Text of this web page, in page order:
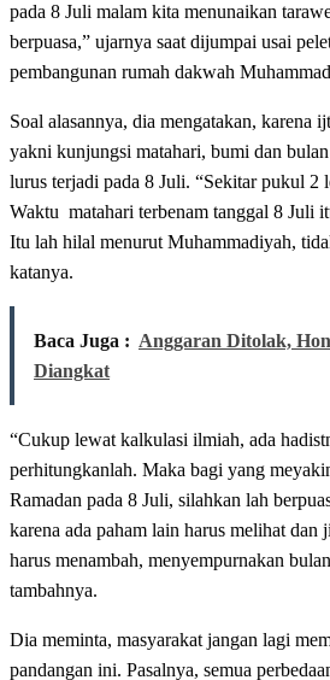
pada 8 Juli malam kita menunaikan
berpuasa,” ujarnya saat dijumpai usai
pembangunan rumah dakwah
Soal alasannya, dia mengatakan, karena
yakni kunjungsi matahari, bumi dan
lurus terjadi pada 8 Juli. “Sekitar pukul 2
Waktu matahari terbenam tanggal 8 Juli
Itu lah hilal menurut Muhammadiyah,
katanya.
Baca Juga : Anggaran Ditolak,
Diangkat
“Cukup lewat kalkulasi ilmiah, ada
perhitungkanlah. Maka bagi yang
Ramadan pada 8 Juli, silahkan lah
karena ada paham lain harus melihat dan
harus menambah, menyempurnakan
tambahnya.
Dia meminta, masyarakat jangan lagi
pandangan ini. Pasalnya, semua